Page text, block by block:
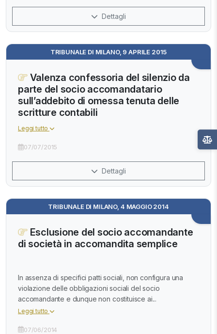
Dettagli
TRIBUNALE DI MILANO, 9 APRILE 2015
Valenza confessoria del silenzio da
parte del socio accomandatario
sull’addebito di omessa tenuta delle
scritture contabili
Leggi tutto
07/07/2015
Dettagli
TRIBUNALE DI MILANO, 4 MAGGIO 2014
Esclusione del socio accomandante
di società in accomandita semplice
In assenza di specifici patti sociali, non configura una
violazione delle obbligazioni sociali del socio
accomandante e dunque non costituisce ai...
Leggi tutto
07/06/2014